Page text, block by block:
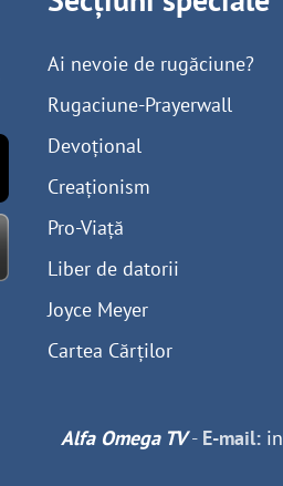
Ai nevoie de rugăciune?
Rugaciune-Prayerwall
Devoțional
Creaționism
Pro-Viață
Liber de datorii
Joyce Meyer
Cartea Cărților
Alfa Omega TV- E-mail: